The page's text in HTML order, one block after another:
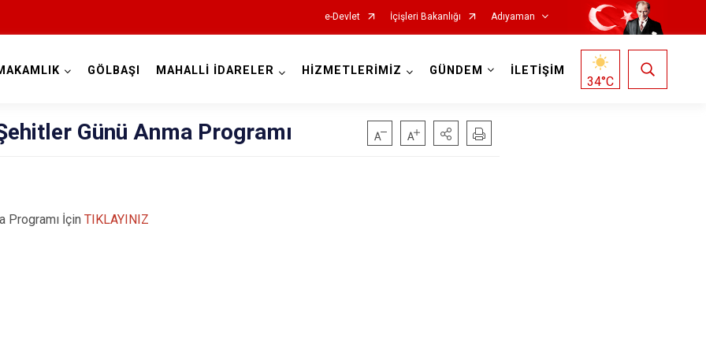
e-Devlet İçişleri Bakanlığı Adıyaman
GÖLBAŞI MAHALLİ İDARELER HİZMETLERİMİZ GÜNDEM İLETİŞİM
34°C
Günü Anma Programı
Programı İçin TIKLAYINIZ